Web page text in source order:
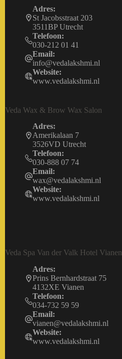
Adres:
St Jacobsstraat 203
3511BP Utrecht
Telefoon:
030-212 01 41
Email:
info@vedalakshmi.nl
Website:
www.vedalakshmi.nl
Veda Wax & Brow Wax Salon
Adres:
Amerikalaan 7
3526VD Utrecht
Telefoon:
030-888 07 74
Email:
wax@vedalakshmi.nl
Website:
www.vedalakshmi.nl
Veda Spa Van der Valk Hotel Vianen
Adres:
Prins Bernhardstraat 75
4132XE Vianen
Telefoon:
034-732 59 59
Email:
vianen@vedalakshmi.nl
Website:
www.vedalakshmi.nl